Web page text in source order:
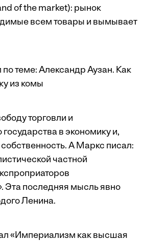
of the market): рынок
всем товары и вымывает
по теме: Александр Аузан. Как
из комы
торговли и
в экономику и,
А Маркс писал:
частной
Эта последняя мысль явно
Ленина.
«Империализм как высшая